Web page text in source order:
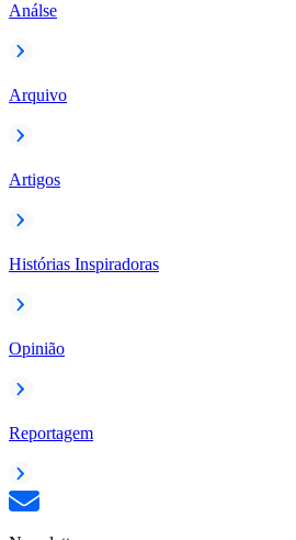
Análse
Arquivo
Artigos
Histórias Inspiradoras
Opinião
Reportagem